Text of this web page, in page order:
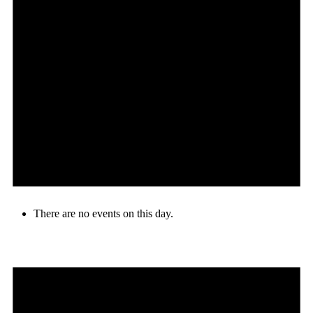
There are no events on this day.